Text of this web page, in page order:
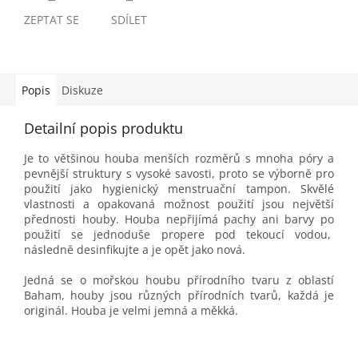
ZEPTAT SE SDÍLET
Popis Diskuze
Detailní popis produktu
Je to většinou houba menších rozměrů s mnoha póry a
pevnější struktury s vysoké savosti, proto se výborně pro
použití jako hygienický menstruační tampon. Skvělé
vlastnosti a opakovaná možnost použití jsou největší
přednosti houby. Houba nepřijímá pachy ani barvy po
použití se jednoduše propere pod tekoucí vodou,
následně desinfikujte a je opět jako nová.
Jedná se o mořskou houbu přírodního tvaru z oblastí
Baham, houby jsou různých přírodních tvarů, každá je
originál. Houba je velmi jemná a měkká.